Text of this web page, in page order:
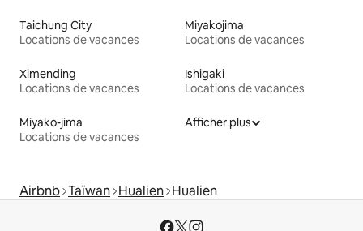
Taichung City
Locations de vacances
Miyakojima
Locations de vacances
Ximending
Locations de vacances
Ishigaki
Locations de vacances
Miyako-jima
Locations de vacances
Afficher plus
Airbnb Taïwan Hualien Hualien